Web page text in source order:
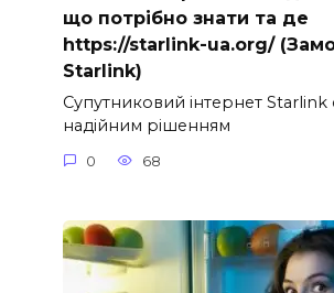
що потрібно знати та де
https://starlink-ua.org/
Starlink)
Супутниковий інтернет Starlink
надійним рішенням
0 68